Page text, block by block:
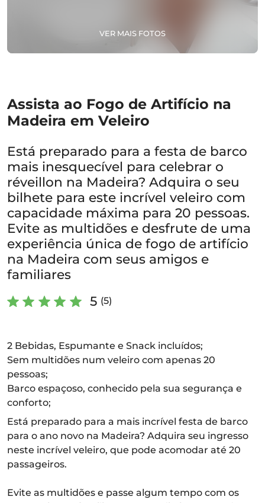
VER MAIS FOTOS
Assista ao Fogo de Artifício na
Madeira em Veleiro
Está preparado para a festa de barco
mais inesquecível para celebrar o
réveillon na Madeira? Adquira o seu
bilhete para este incrível veleiro com
capacidade máxima para 20 pessoas.
Evite as multidões e desfrute de uma
experiência única de fogo de artifício
na Madeira com seus amigos e
familiares
5 (5)
2 Bebidas, Espumante e Snack incluídos;
Sem multidões num veleiro com apenas 20
pessoas;
Barco espaçoso, conhecido pela sua segurança e
conforto;
Está preparado para a mais incrível festa de barco
para o ano novo na Madeira? Adquira seu ingresso
neste incrível veleiro, que pode acomodar até 20
passageiros.
Evite as multidões e passe algum tempo com os